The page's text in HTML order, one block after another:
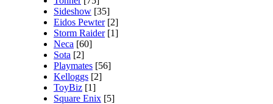
Sideshow [35]
Eidos Pewter [2]
Storm Raider [1]
Neca [60]
Sota [2]
Playmates [56]
Kelloggs [2]
ToyBiz [1]
Square Enix [5]